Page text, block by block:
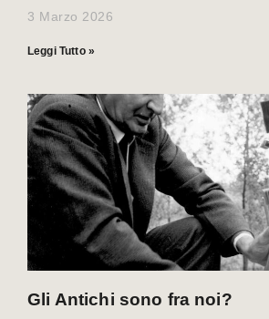
3 Marzo 2026
Leggi Tutto »
Gli Antichi sono fra noi?